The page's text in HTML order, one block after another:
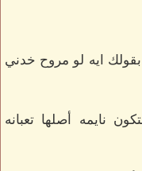
ايه لو مروح خدني
نايمه أصلها تعبانه